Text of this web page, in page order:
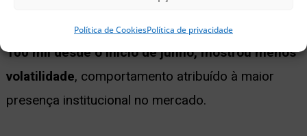
Política de CookiesPolítica de privacidade
O lado positivo, segundo o estudo da Gemini, está
na estabilidade.O preço doBitcoin, acima de US$
100 mil desde o início de junho, mostrou menos
volatilidade, comportamento atribuído à maior
presença institucional no mercado.